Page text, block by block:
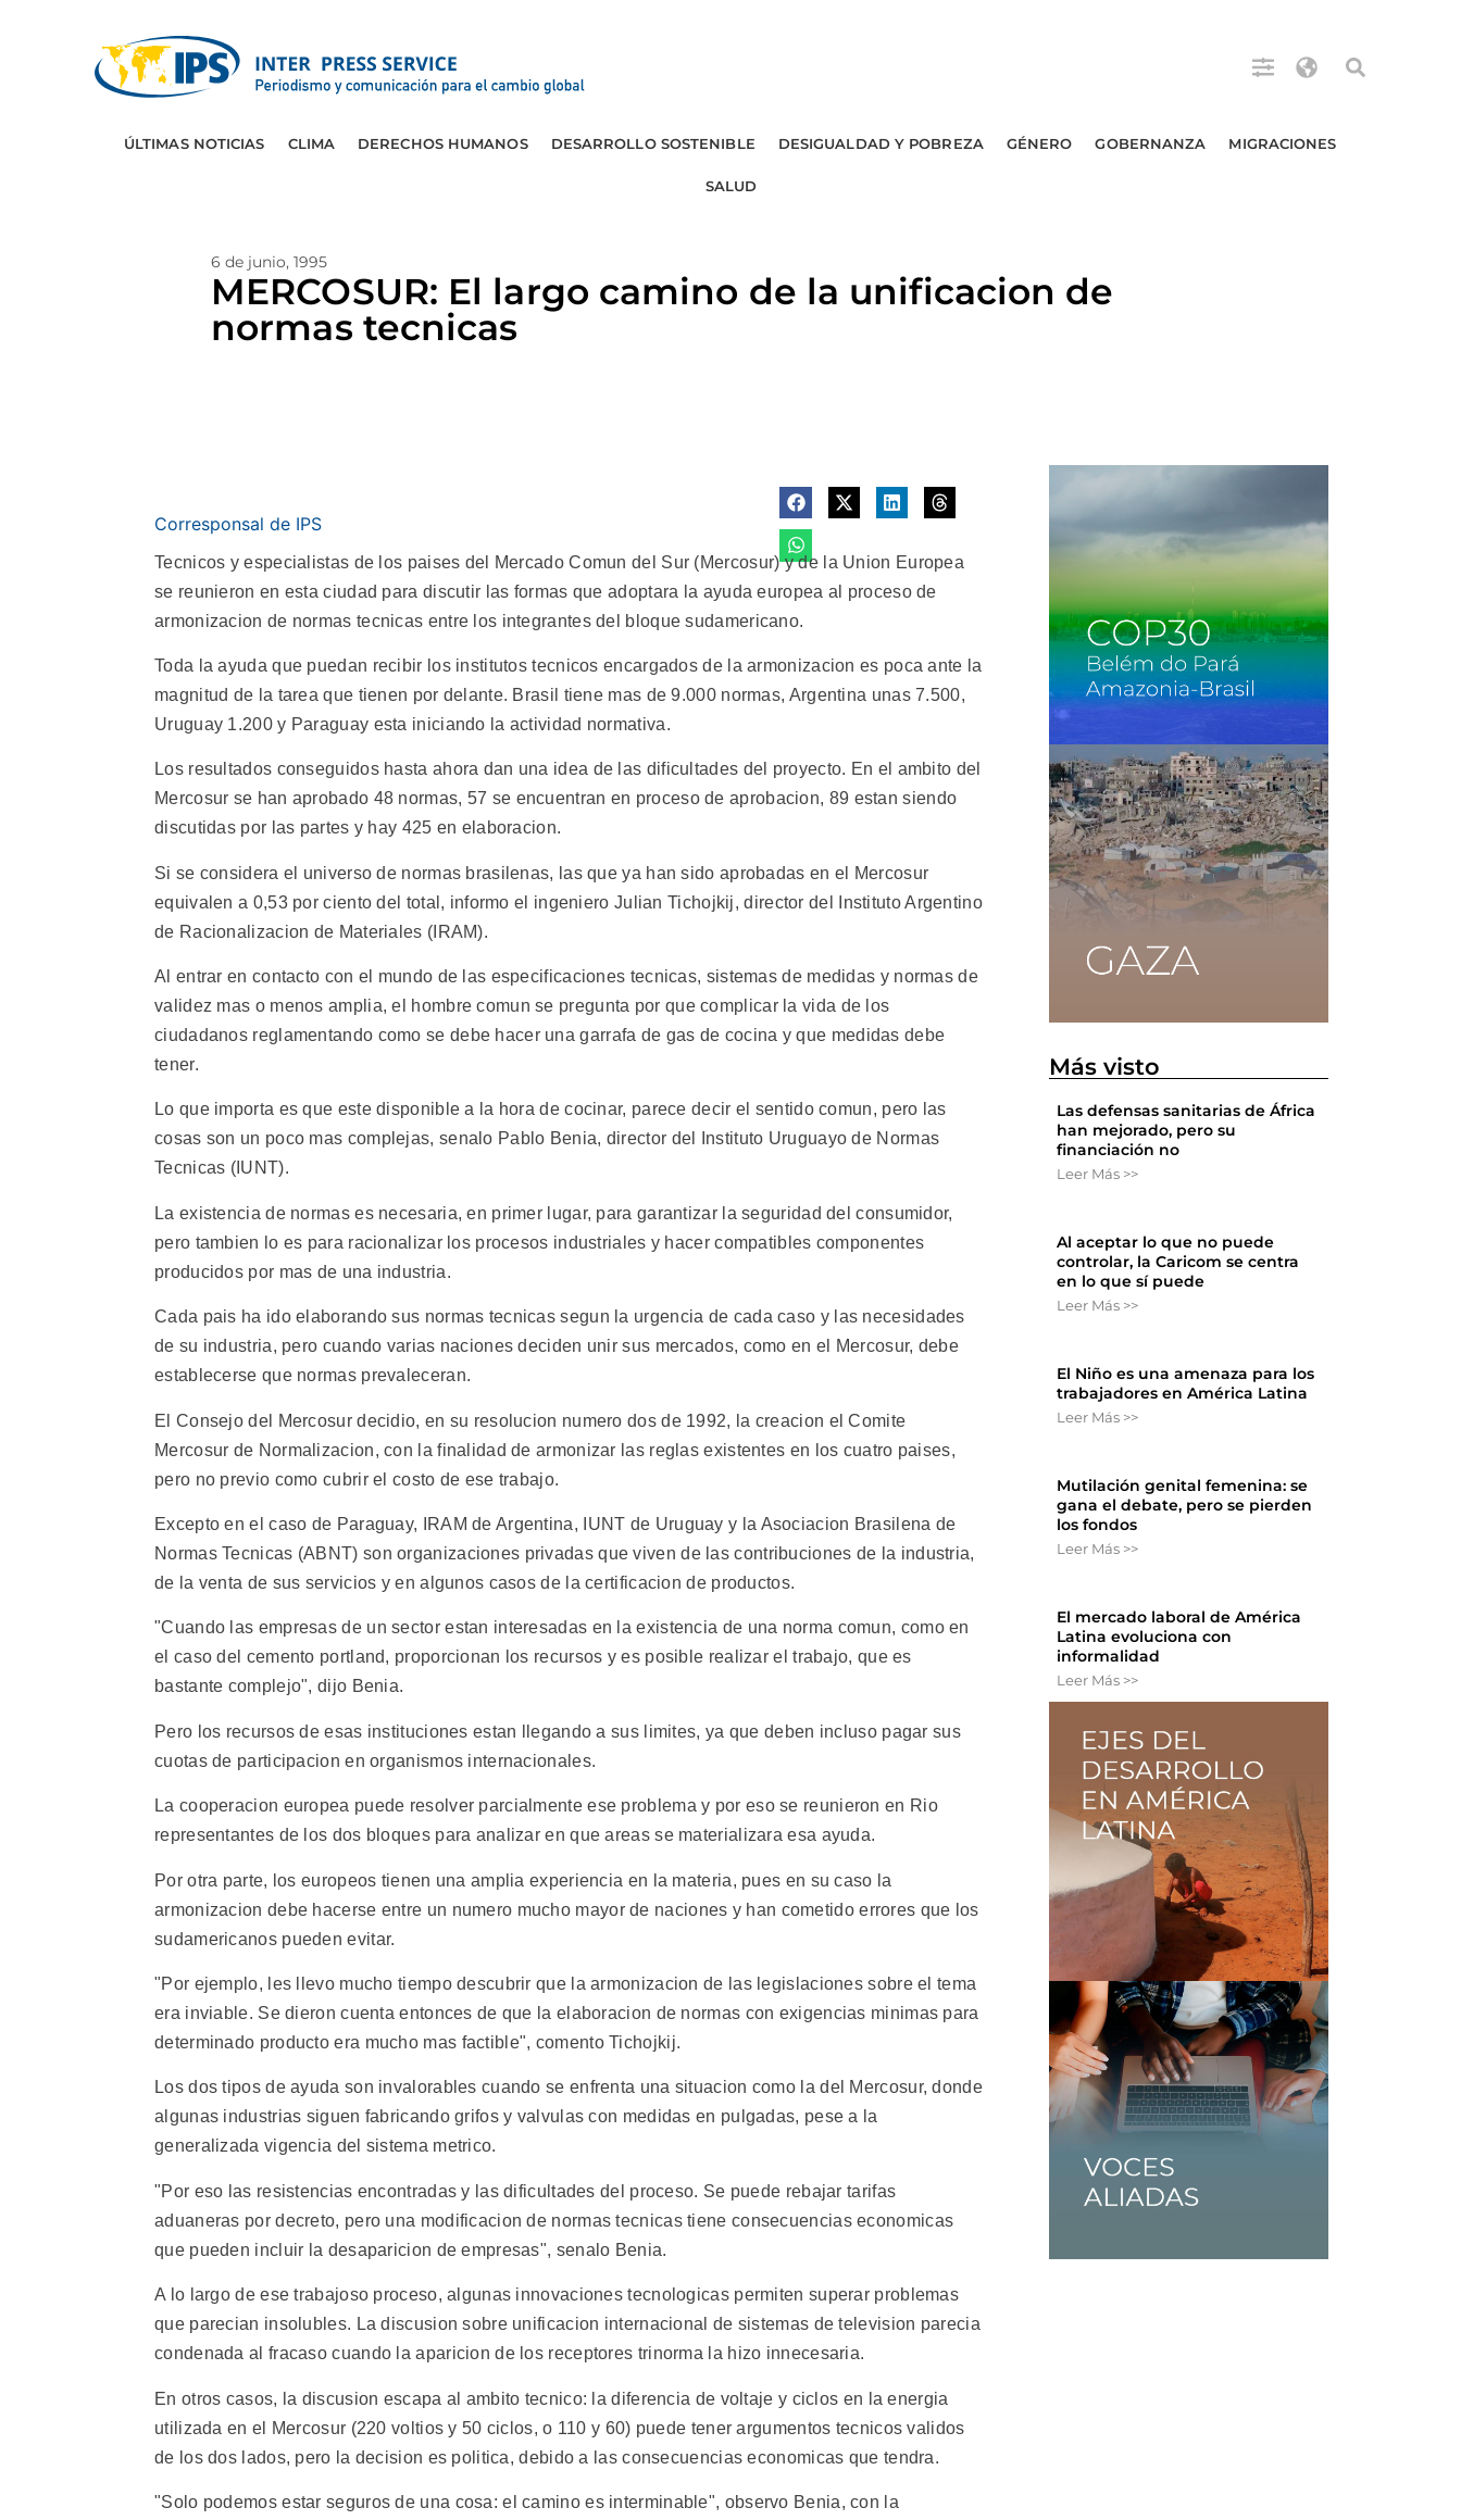
ÚLTIMAS NOTICIAS CLIMA DERECHOS HUMANOS DESARROLLO SOSTENIBLE DESIGUALDAD Y POBREZA GÉNERO GOBERNANZA MIGRACIONES
SALUD
6 de junio, 1995
MERCOSUR: El largo camino de la unificacion de
normas tecnicas
Corresponsal de IPS
Tecnicos y especialistas de los paises del Mercado Comun del Sur (Mercosur) y de la Union Europea
se reunieron en esta ciudad para discutir las formas que adoptara la ayuda europea al proceso de
armonizacion de normas tecnicas entre los integrantes del bloque sudamericano.
Toda la ayuda que puedan recibir los institutos tecnicos encargados de la armonizacion es poca ante la
magnitud de la tarea que tienen por delante. Brasil tiene mas de 9.000 normas, Argentina unas 7.500,
Uruguay 1.200 y Paraguay esta iniciando la actividad normativa.
Los resultados conseguidos hasta ahora dan una idea de las dificultades del proyecto. En el ambito del
Mercosur se han aprobado 48 normas, 57 se encuentran en proceso de aprobacion, 89 estan siendo
discutidas por las partes y hay 425 en elaboracion.
Si se considera el universo de normas brasilenas, las que ya han sido aprobadas en el Mercosur
equivalen a 0,53 por ciento del total, informo el ingeniero Julian Tichojkij, director del Instituto Argentino
de Racionalizacion de Materiales (IRAM).
Al entrar en contacto con el mundo de las especificaciones tecnicas, sistemas de medidas y normas de
validez mas o menos amplia, el hombre comun se pregunta por que complicar la vida de los
ciudadanos reglamentando como se debe hacer una garrafa de gas de cocina y que medidas debe
tener.
Lo que importa es que este disponible a la hora de cocinar, parece decir el sentido comun, pero las
cosas son un poco mas complejas, senalo Pablo Benia, director del Instituto Uruguayo de Normas
Tecnicas (IUNT).
La existencia de normas es necesaria, en primer lugar, para garantizar la seguridad del consumidor,
pero tambien lo es para racionalizar los procesos industriales y hacer compatibles componentes
producidos por mas de una industria.
Cada pais ha ido elaborando sus normas tecnicas segun la urgencia de cada caso y las necesidades
de su industria, pero cuando varias naciones deciden unir sus mercados, como en el Mercosur, debe
establecerse que normas prevaleceran.
El Consejo del Mercosur decidio, en su resolucion numero dos de 1992, la creacion el Comite
Mercosur de Normalizacion, con la finalidad de armonizar las reglas existentes en los cuatro paises,
pero no previo como cubrir el costo de ese trabajo.
Excepto en el caso de Paraguay, IRAM de Argentina, IUNT de Uruguay y la Asociacion Brasilena de
Normas Tecnicas (ABNT) son organizaciones privadas que viven de las contribuciones de la industria,
de la venta de sus servicios y en algunos casos de la certificacion de productos.
"Cuando las empresas de un sector estan interesadas en la existencia de una norma comun, como en
el caso del cemento portland, proporcionan los recursos y es posible realizar el trabajo, que es
bastante complejo", dijo Benia.
Pero los recursos de esas instituciones estan llegando a sus limites, ya que deben incluso pagar sus
cuotas de participacion en organismos internacionales.
La cooperacion europea puede resolver parcialmente ese problema y por eso se reunieron en Rio
representantes de los dos bloques para analizar en que areas se materializara esa ayuda.
Por otra parte, los europeos tienen una amplia experiencia en la materia, pues en su caso la
armonizacion debe hacerse entre un numero mucho mayor de naciones y han cometido errores que los
sudamericanos pueden evitar.
"Por ejemplo, les llevo mucho tiempo descubrir que la armonizacion de las legislaciones sobre el tema
era inviable. Se dieron cuenta entonces de que la elaboracion de normas con exigencias minimas para
determinado producto era mucho mas factible", comento Tichojkij.
Los dos tipos de ayuda son invalorables cuando se enfrenta una situacion como la del Mercosur, donde
algunas industrias siguen fabricando grifos y valvulas con medidas en pulgadas, pese a la
generalizada vigencia del sistema metrico.
"Por eso las resistencias encontradas y las dificultades del proceso. Se puede rebajar tarifas
aduaneras por decreto, pero una modificacion de normas tecnicas tiene consecuencias economicas
que pueden incluir la desaparicion de empresas", senalo Benia.
A lo largo de ese trabajoso proceso, algunas innovaciones tecnologicas permiten superar problemas
que parecian insolubles. La discusion sobre unificacion internacional de sistemas de television parecia
condenada al fracaso cuando la aparicion de los receptores trinorma la hizo innecesaria.
En otros casos, la discusion escapa al ambito tecnico: la diferencia de voltaje y ciclos en la energia
utilizada en el Mercosur (220 voltios y 50 ciclos, o 110 y 60) puede tener argumentos tecnicos validos
de los dos lados, pero la decision es politica, debido a las consecuencias economicas que tendra.
"Solo podemos estar seguros de una cosa: el camino es interminable", observo Benia, con la
Más visto
Las defensas sanitarias de África
han mejorado, pero su
financiación no
Leer Más >>
Al aceptar lo que no puede
controlar, la Caricom se centra
en lo que sí puede
Leer Más >>
El Niño es una amenaza para los
trabajadores en América Latina
Leer Más >>
Mutilación genital femenina: se
gana el debate, pero se pierden
los fondos
Leer Más >>
El mercado laboral de América
Latina evoluciona con
informalidad
Leer Más >>